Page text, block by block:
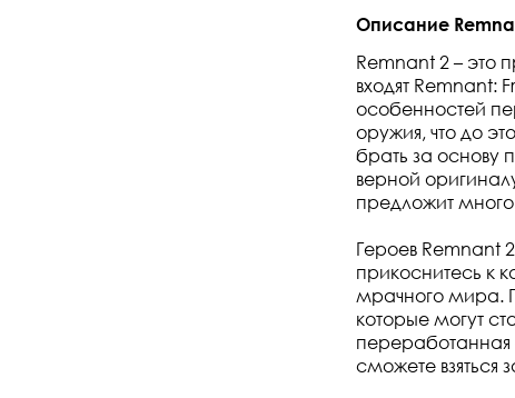
Описание
Remnant 2 – это
входят Remnant:
особенностей
оружия, что до
брать за основу
верной
предложит много
Героев Remnant
прикоснитесь к
мрачного мира.
которые могут
переработанная
сможете взяться